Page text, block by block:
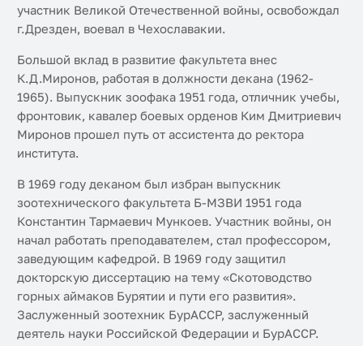
участник Великой Отечественной войны, освобождал
г.Дрезден, воевал в Чехославакии.
Большой вклад в развитие факультета внес
К.Д.Миронов, работая в должности декана (1962-
1965). Выпускник зоофака 1951 года, отличник учебы,
фронтовик, кавалер боевых орденов Ким Дмитриевич
Миронов прошел путь от ассистента до ректора
института.
В 1969 году деканом был избран выпускник
зоотехнического факультета Б-МЗВИ 1951 года
Константин Тармаевич Мункоев. Участник войны, он
начал работать преподавателем, стал профессором,
заведующим кафедрой. В 1969 году защитил
докторскую диссертацию на тему «Скотоводство
горных аймаков Бурятии и пути его развития».
Заслуженный зоотехник БурАССР, заслуженный
деятель науки Российской Федерации и БурАССР.